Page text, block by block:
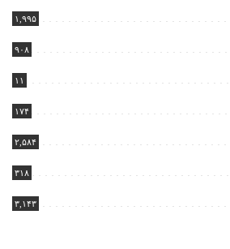
۱,۹۹۵
۹۰۸
۱۱
۱۷۴
۲,۵۸۴
۳۱۸
۳,۱۴۳